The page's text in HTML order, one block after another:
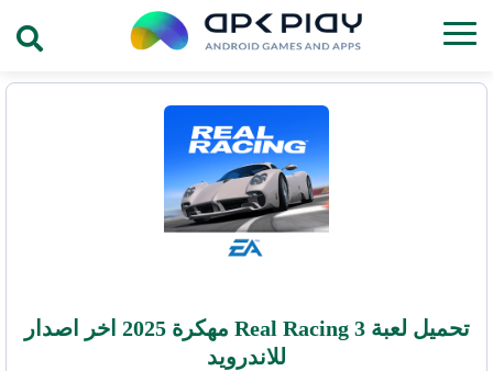
تحميل لعبة Real Racing 3 مهكرة 2025 اخر اصدار
للاندرويد